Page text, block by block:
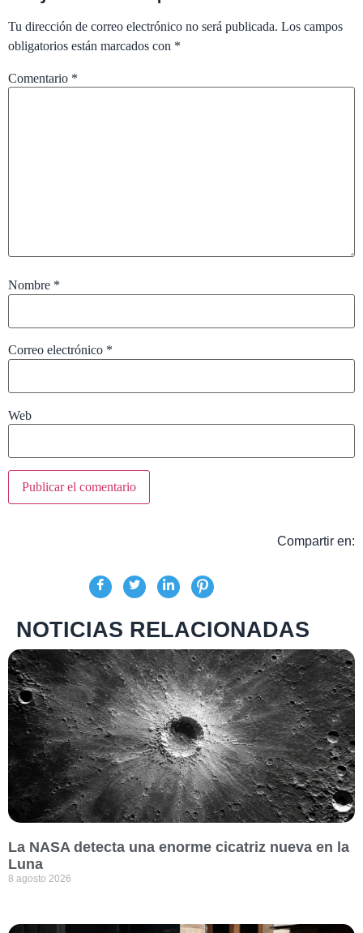
Tu dirección de correo electrónico no será publicada. Los campos
obligatorios están marcados con *
Comentario *
Nombre *
Correo electrónico *
Web
Compartir en:
NOTICIAS RELACIONADAS
La NASA detecta una enorme cicatriz nueva en la
Luna
8 agosto 2026